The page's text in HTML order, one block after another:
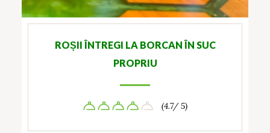
ROȘII ÎNTREGI LA BORCAN ÎN SUC
PROPRIU
(4.7/ 5)